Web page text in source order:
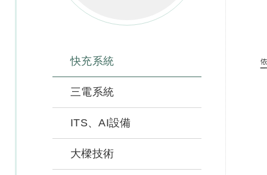
快充系統
三電系統
ITS、AI設備
大樑技術